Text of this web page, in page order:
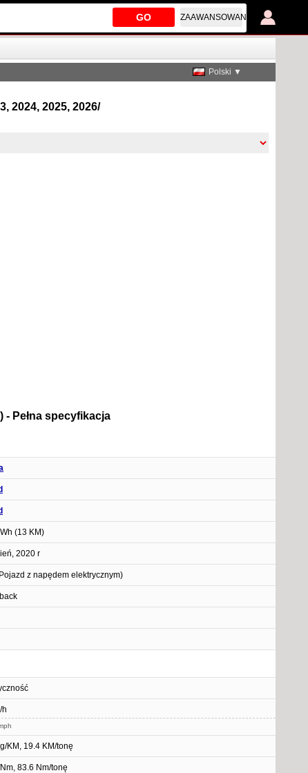
GO ZAAWANSOWANE
Polski ▼
2024, 2025, 2026/
- Pełna specyfikacja
(13 KM)
2020 r
z napędem elektrycznym)
h
KM, 19.4 KM/tonę
83.6 Nm/tonę